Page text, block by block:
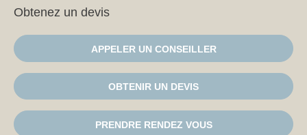
Obtenez un devis
APPELER UN CONSEILLER
OBTENIR UN DEVIS
PRENDRE RENDEZ VOUS